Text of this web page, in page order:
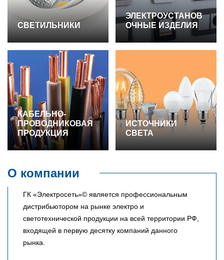
СВЕТИЛЬНИКИ
ЭЛЕКТРОУСТАНОВ
ОЧНЫЕ ИЗДЕЛИЯ
КАБЕЛЬНО-
ПРОВОДНИКОВАЯ
ПРОДУКЦИЯ
ИСТОЧНИКИ
СВЕТА
О компании
ГК «Электросеть»© является профессиональным
дистрибьютором на рынке электро и
светотехнической продукции на всей территории РФ,
входящей в первую десятку компаний данного
рынка.